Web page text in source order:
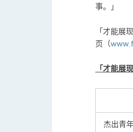
事。」
「才能展
页（
「才能展
杰出青